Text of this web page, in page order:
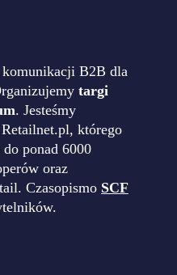
B2B dla
targi
. Jesteśmy
którego
do ponad 6000
oraz
Czasopismo SCF